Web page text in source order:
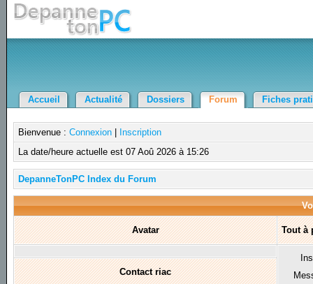
Accueil Actualité Dossiers Forum Fiches
Bienvenue :Connexion
Inscription
La date/heure actuelle est 07 Aoû 2026 à 15:26
DepanneTonPC Index du Forum
Avatar Tout à
Contact riac